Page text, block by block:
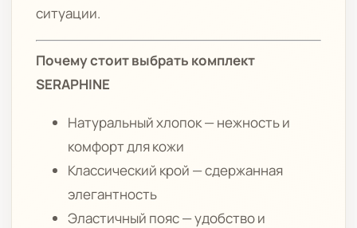
ситуации.
Почему стоит выбрать комплект
SERAPHINE
Натуральный хлопок — нежность и
комфорт для кожи
Классический крой — сдержанная
элегантность
Эластичный пояс — удобство и